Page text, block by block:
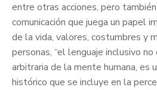
entre otras acciones, pero
comunicación que juega un papel
de la vida, valores, costumbres y
personas, “el lenguaje inclusivo no
arbitraria de la mente humana, es
histórico que se incluye en la